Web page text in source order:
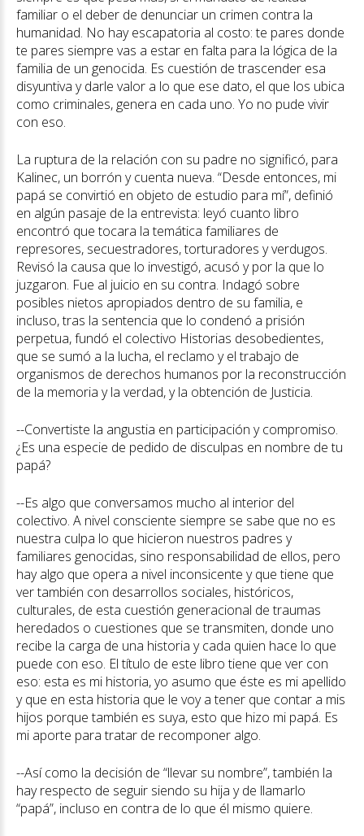
familiar o el deber de denunciar un crimen contra la
humanidad. No hay escapatoria al costo: te pares donde
te pares siempre vas a estar en falta para la lógica de la
familia de un genocida. Es cuestión de trascender esa
disyuntiva y darle valor a lo que ese dato, el que los ubica
como criminales, genera en cada uno. Yo no pude vivir
con eso.
La ruptura de la relación con su padre no significó, para
Kalinec, un borrón y cuenta nueva. “Desde entonces, mi
papá se convirtió en objeto de estudio para mí”, definió
en algún pasaje de la entrevista: leyó cuanto libro
encontró que tocara la temática familiares de
represores, secuestradores, torturadores y verdugos.
Revisó la causa que lo investigó, acusó y por la que lo
juzgaron. Fue al juicio en su contra. Indagó sobre
posibles nietos apropiados dentro de su familia, e
incluso, tras la sentencia que lo condenó a prisión
perpetua, fundó el colectivo Historias desobedientes,
que se sumó a la lucha, el reclamo y el trabajo de
organismos de derechos humanos por la reconstrucción
de la memoria y la verdad, y la obtención de Justicia.
--Convertiste la angustia en participación y compromiso.
¿Es una especie de pedido de disculpas en nombre de tu
papá?
--Es algo que conversamos mucho al interior del
colectivo. A nivel consciente siempre se sabe que no es
nuestra culpa lo que hicieron nuestros padres y
familiares genocidas, sino responsabilidad de ellos, pero
hay algo que opera a nivel inconsicente y que tiene que
ver también con desarrollos sociales, históricos,
culturales, de esta cuestión generacional de traumas
heredados o cuestiones que se transmiten, donde uno
recibe la carga de una historia y cada quien hace lo que
puede con eso. El título de este libro tiene que ver con
eso: esta es mi historia, yo asumo que éste es mi apellido
y que en esta historia que le voy a tener que contar a mis
hijos porque también es suya, esto que hizo mi papá. Es
mi aporte para tratar de recomponer algo.
--Así como la decisión de “llevar su nombre”, también la
hay respecto de seguir siendo su hija y de llamarlo
“papá”, incluso en contra de lo que él mismo quiere.